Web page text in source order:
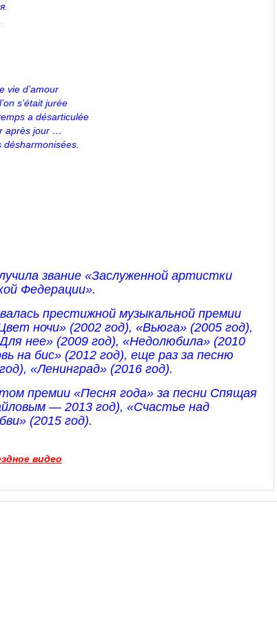
vie d’amour
s’était jurée
a désarticulée
après jour …
désharmonisées.
звание «Заслуженной артистки
Федерации».
престижной музыкальной премии
ночи» (2002 год), «Вьюга» (2005 год),
нее» (2009 год), «Недолюбила» (2010
на бис» (2012 год), еще раз за песню
«Ленинград» (2016 год).
премии «Песня года» за песни Спящая
— 2013 год), «Счастье над
(2015 год).
видео